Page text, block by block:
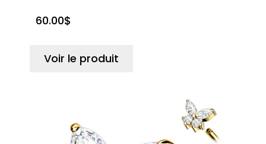
60.00$
Voir le produit